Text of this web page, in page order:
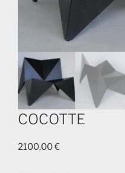
COCOTTE
2100,00€